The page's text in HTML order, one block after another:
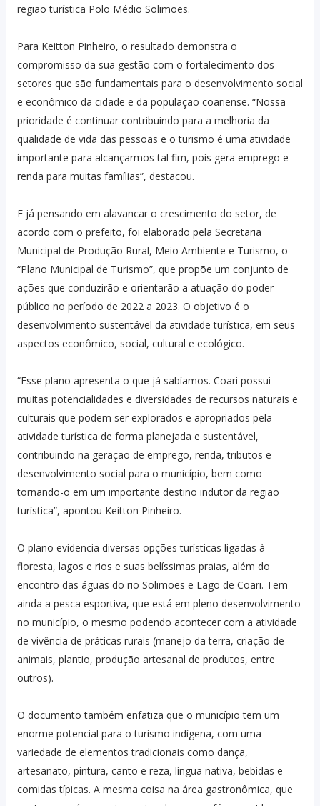
região turística Polo Médio Solimões.
Para Keitton Pinheiro, o resultado demonstra o
compromisso da sua gestão com o fortalecimento dos
setores que são fundamentais para o desenvolvimento social
e econômico da cidade e da população coariense. “Nossa
prioridade é continuar contribuindo para a melhoria da
qualidade de vida das pessoas e o turismo é uma atividade
importante para alcançarmos tal fim, pois gera emprego e
renda para muitas famílias”, destacou.
E já pensando em alavancar o crescimento do setor, de
acordo com o prefeito, foi elaborado pela Secretaria
Municipal de Produção Rural, Meio Ambiente e Turismo, o
“Plano Municipal de Turismo”, que propõe um conjunto de
ações que conduzirão e orientarão a atuação do poder
público no período de 2022 a 2023. O objetivo é o
desenvolvimento sustentável da atividade turística, em seus
aspectos econômico, social, cultural e ecológico.
“Esse plano apresenta o que já sabíamos. Coari possui
muitas potencialidades e diversidades de recursos naturais e
culturais que podem ser explorados e apropriados pela
atividade turística de forma planejada e sustentável,
contribuindo na geração de emprego, renda, tributos e
desenvolvimento social para o município, bem como
tornando-o em um importante destino indutor da região
turística”, apontou Keitton Pinheiro.
O plano evidencia diversas opções turísticas ligadas à
floresta, lagos e rios e suas belíssimas praias, além do
encontro das águas do rio Solimões e Lago de Coari. Tem
ainda a pesca esportiva, que está em pleno desenvolvimento
no município, o mesmo podendo acontecer com a atividade
de vivência de práticas rurais (manejo da terra, criação de
animais, plantio, produção artesanal de produtos, entre
outros).
O documento também enfatiza que o município tem um
enorme potencial para o turismo indígena, com uma
variedade de elementos tradicionais como dança,
artesanato, pintura, canto e reza, língua nativa, bebidas e
comidas típicas. A mesma coisa na área gastronômica, que